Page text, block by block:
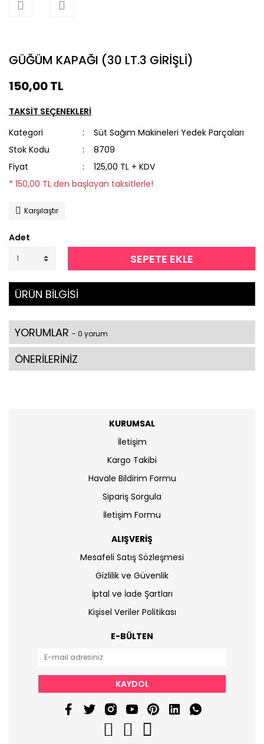
GÜĞÜM KAPAĞI (30 LT.3 GİRİŞLİ)
150,00 TL
TAKSİT SEÇENEKLERİ
Kategori
Süt Sağım Makineleri Yedek Parçaları
Stok Kodu
8709
Fiyat
125,00 TL + KDV
* 150,00 TL den başlayan taksitlerle!
Karşılaştır
Adet
SEPETE EKLE
ÜRÜN BİLGİSİ
YORUMLAR - 0 yorum
ÖNERİLERİNİZ
KURUMSAL
İletişim
Kargo Takibi
Havale Bildirim Formu
Sipariş Sorgula
İletişim Formu
ALIŞVERİŞ
Mesafeli Satış Sözleşmesi
Gizlilik ve Güvenlik
İptal ve İade Şartları
Kişisel Veriler Politikası
E-BÜLTEN
KAYDOL